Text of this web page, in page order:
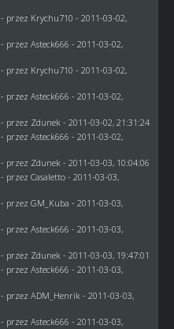
- przez Krychu710 - 2011-03-02,
- przez Asteck666 - 2011-03-02,
- przez Krychu710 - 2011-03-02,
- przez Asteck666 - 2011-03-02,
- przez Zdunek - 2011-03-02, 21:31:24
- przez Asteck666 - 2011-03-02,
- przez Zdunek - 2011-03-03, 10:04:06
- przez Casaletto- 2011-03-03,
- przez GM_Kuba - 2011-03-03,
- przez Asteck666 - 2011-03-03,
- przez Zdunek - 2011-03-03, 19:47:01
- przez Asteck666 - 2011-03-03,
- przez ADM_Henrik - 2011-03-03,
- przez Asteck666 - 2011-03-03,